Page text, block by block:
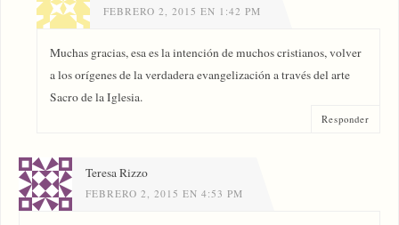
FEBRERO 2, 2015 EN 1:42 PM
Muchas gracias, esa es la intención de muchos cristianos, volver
a los orígenes de la verdadera evangelización a través del arte
Sacro de la Iglesia.
Responder
Teresa Rizzo
FEBRERO 2, 2015 EN 4:53 PM